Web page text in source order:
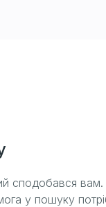
сподобався
у пошуку